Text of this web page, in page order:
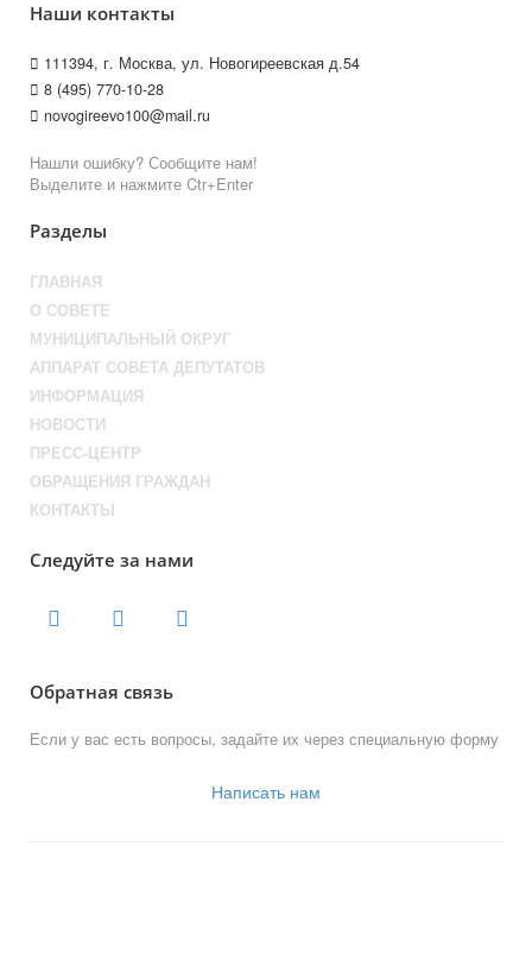
Наши контакты
111394, г. Москва, ул. Новогиреевская д.54
8 (495) 770-10-28
novogireevo100@mail.ru
Нашли ошибку? Сообщите нам!
Выделите и нажмите Ctr+Enter
Разделы
ГЛАВНАЯ
О СОВЕТЕ
МУНИЦИПАЛЬНЫЙ ОКРУГ
АППАРАТ СОВЕТА ДЕПУТАТОВ
ИНФОРМАЦИЯ
НОВОСТИ
ПРЕСС-ЦЕНТР
ОБРАЩЕНИЯ ГРАЖДАН
КОНТАКТЫ
Следуйте за нами
Обратная связь
Если у вас есть вопросы, задайте их через специальную форму
Написать нам